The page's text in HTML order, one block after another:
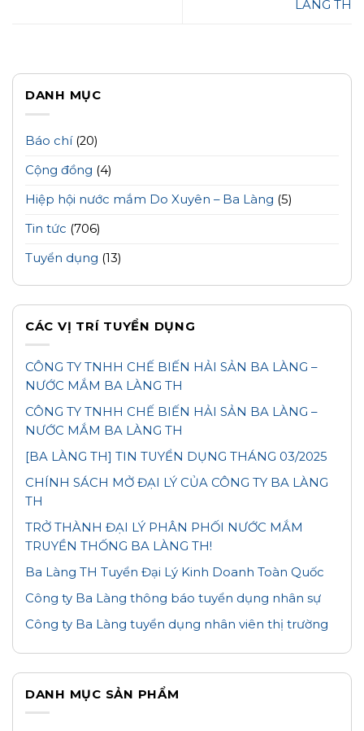
LÀNG TH
DANH MỤC
Báo chí(20)
Cộng đồng (4)
Hiệp hội nước mắm Do Xuyên – Ba Làng (5)
Tin tức (706)
Tuyển dụng (13)
CÁC VỊ TRÍ TUYỂN DỤNG
CÔNG TY TNHH CHẾ BIẾN HẢI SẢN BA LÀNG –
NƯỚC MẮM BA LÀNG TH
CÔNG TY TNHH CHẾ BIẾN HẢI SẢN BA LÀNG –
NƯỚC MẮM BA LÀNG TH
[BA LÀNG TH] TIN TUYỂN DỤNG THÁNG 03/2025
CHÍNH SÁCH MỞ ĐẠI LÝ CỦA CÔNG TY BA LÀNG
TH
TRỞ THÀNH ĐẠI LÝ PHÂN PHỐI NƯỚC MẮM
TRUYỀN THỐNG BA LÀNG TH!
Ba Làng TH Tuyển Đại Lý Kinh Doanh Toàn Quốc
Công ty Ba Làng thông báo tuyển dụng nhân sự
Công ty Ba Làng tuyển dụng nhân viên thị trường
DANH MỤC SẢN PHẨM